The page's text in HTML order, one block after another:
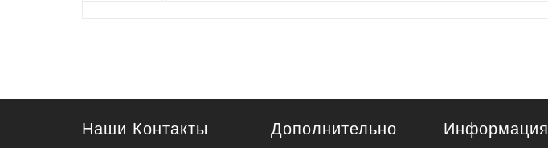
Наши Контакты Дополнительно Информация